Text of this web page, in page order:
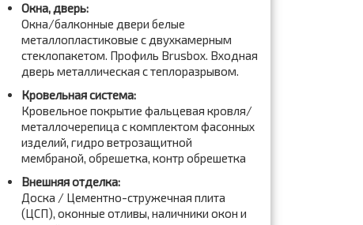
Окна, дверь:
Окна/балконные двери белые
металлопластиковые с двухкамерным
стеклопакетом. Профиль Brusbox. Входная
дверь металлическая с теплоразрывом.
Кровельная система:
Кровельное покрытие фальцевая кровля/
металлочерепица с комплектом фасонных
изделий, гидро ветрозащитной
мембраной, обрешетка, контр обрешетка
Внешняя отделка:
Доска / Цементно-стружечная плита
(ЦСП), оконные отливы, наличники окон и